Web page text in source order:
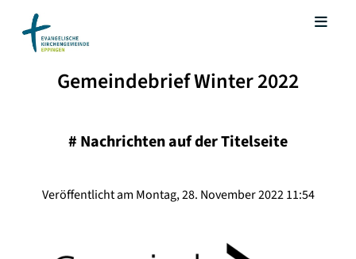
Gemeindebrief Winter 2022
# Nachrichten auf der Titelseite
Veröffentlicht am Montag, 28. November 2022 11:54